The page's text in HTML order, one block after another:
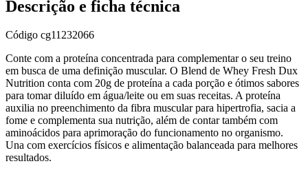
Descrição e ficha técnica
Código cg11232066
Conte com a proteína concentrada para complementar o seu treino
em busca de uma definição muscular. O Blend de Whey Fresh Dux
Nutrition conta com 20g de proteína a cada porção e ótimos sabores
para tomar diluído em água/leite ou em suas receitas. A proteína
auxilia no preenchimento da fibra muscular para hipertrofia, sacia a
fome e complementa sua nutrição, além de contar também com
aminoácidos para aprimoração do funcionamento no organismo.
Una com exercícios físicos e alimentação balanceada para melhores
resultados.